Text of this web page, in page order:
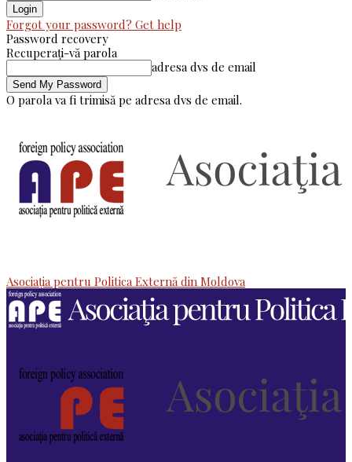
Forgot your password? Get help
Password recovery
Recuperați-vă parola
adresa dvs de email
O parola va fi trimisă pe adresa dvs de email.
Asociaţia pentru Politica Externă din Moldova